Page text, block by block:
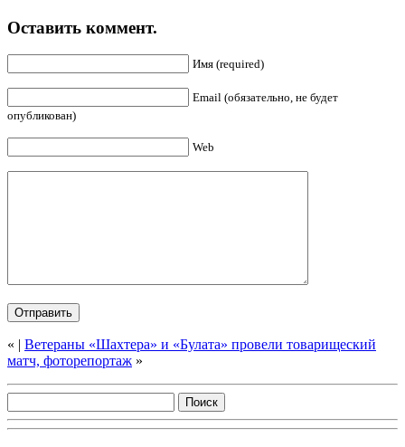
Оставить коммент.
Имя (required)
Email (обязательно, не будет
опубликован)
Web
« | Ветераны «Шахтера» и «Булата» провели товарищеский
матч, фоторепортаж »